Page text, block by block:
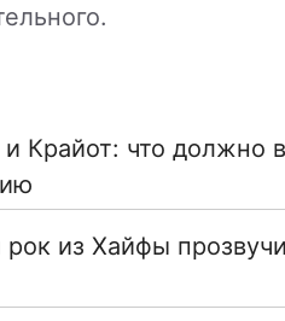
Крайот: что должно
из Хайфы